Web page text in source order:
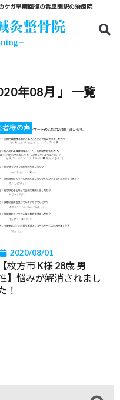
ケガ早期回復の香里園駅の治療院
年08月 」 一覧
者様の声
2020/08/01
【枚方市 K様 28歳 男
】悩みが解消されまし
！